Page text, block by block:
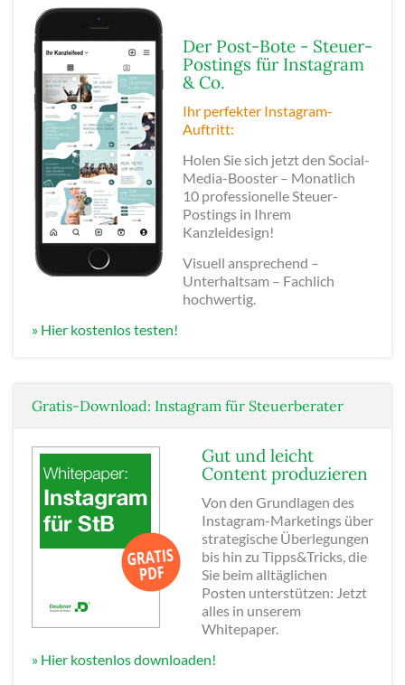
Der Post-Bote - Steuer-
Postings für Instagram
& Co.
Ihr perfekter Instagram-
Auftritt:
Holen Sie sich jetzt den Social-
Media-Booster – Monatlich
10 professionelle Steuer-
Postings in Ihrem
Kanzleidesign!
Visuell ansprechend –
Unterhaltsam – Fachlich
hochwertig.
» Hier kostenlos testen!
Gratis-Download: Instagram für Steuerberater
Gut und leicht
Content produzieren
Von den Grundlagen des
Instagram-Marketings über
strategische Überlegungen
bis hin zu Tipps&Tricks, die
Sie beim alltäglichen
Posten unterstützen: Jetzt
alles in unserem
Whitepaper.
» Hier kostenlos downloaden!